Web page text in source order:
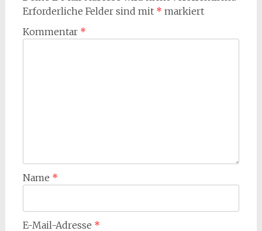
Erforderliche Felder sind mit * markiert
Kommentar *
Name *
E-Mail-Adresse *